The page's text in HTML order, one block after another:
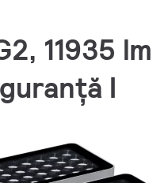
11935
I